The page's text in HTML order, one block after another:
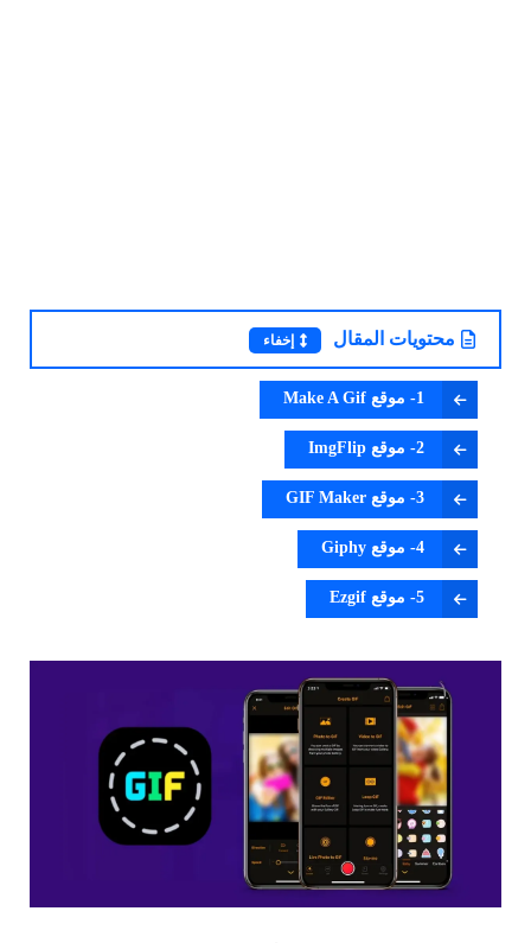
محتويات المقال إخفاء
1- موقع Make A Gif
2- موقع ImgFlip
3- موقع GIF Maker
4- موقع Giphy
5- موقع Ezgif